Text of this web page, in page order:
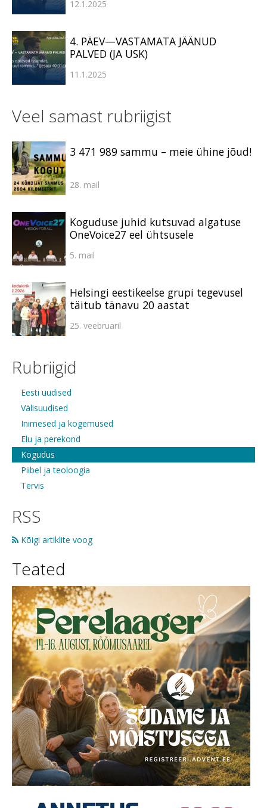
12.1.2025
4. PÄEV—VASTAMATA JÄÄNUD
PALVED (JA USK)
11.1.2025
Veel samast rubriigist
3 471 989 sammu – meie ühine jõud!
28. mail
Koguduse juhid kutsuvad algatuse
OneVoice27 eel ühtsusele
5. mail
Helsingi eestikeelse grupi tegevusel
täitub tänavu 20 aastat
25. veebruaril
Rubriigid
Eesti uudised
Välisuudised
Inimesed ja kogemused
Elu ja perekond
Kogudus
Piibel ja teoloogia
Tervis
RSS
Kõigi artiklite voog
Teated